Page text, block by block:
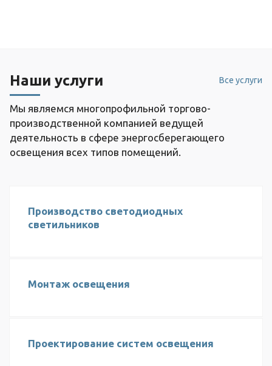
Все услуги
Наши услуги
Мы являемся многопрофильной торгово-
производственной компанией ведущей
деятельность в сфере энергосберегающего
освещения всех типов помещений.
Производство светодиодных
светильников
Монтаж освещения
Проектирование систем освещения